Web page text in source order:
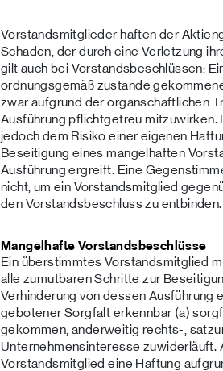
Vorstandsmitglieder haften der
Schaden, der durch eine Verletzung
gilt auch bei Vorstandsbeschlüssen:
ordnungsgemäß zustande
zwar aufgrund der organschaftlichen
Ausführung pflichtgetreu
jedoch dem Risiko einer eigenen
Beseitigung eines mangelhaften
Ausführung ergreift. Eine
nicht, um ein Vorstandsmitglied
den Vorstandsbeschluss zu entbinden.
Mangelhafte Vorstandsbeschlüsse
Ein überstimmtes Vorstandsmitglied
alle zumutbaren Schritte zur
Verhinderung von dessen
gebotener Sorgfalt erkennbar (a)
gekommen, anderweitig rechts-,
Unternehmensinteresse zuwiderläuft.
Vorstandsmitglied eine Haftung